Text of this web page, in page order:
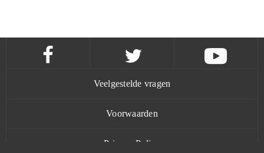
Veelgestelde vragen
Voorwaarden
Privacy Policy